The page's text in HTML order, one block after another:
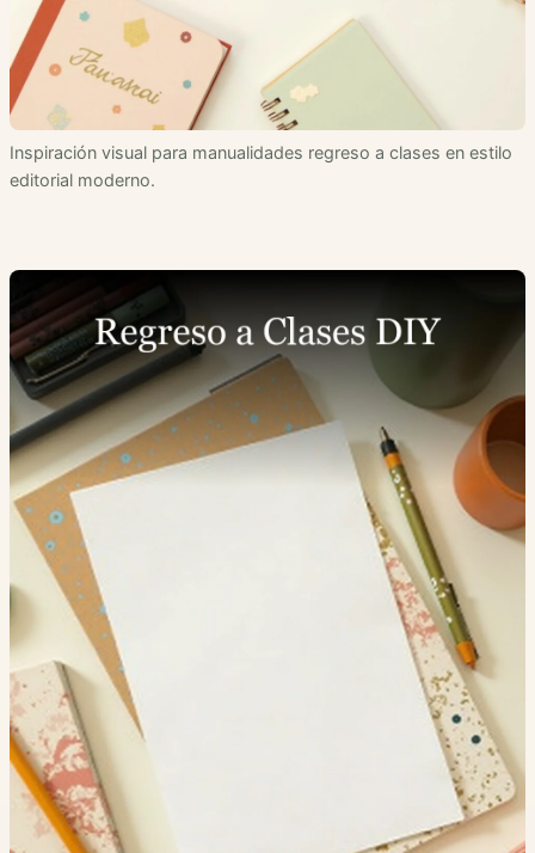
Inspiración visual para manualidades regreso a clases en estilo
editorial moderno.